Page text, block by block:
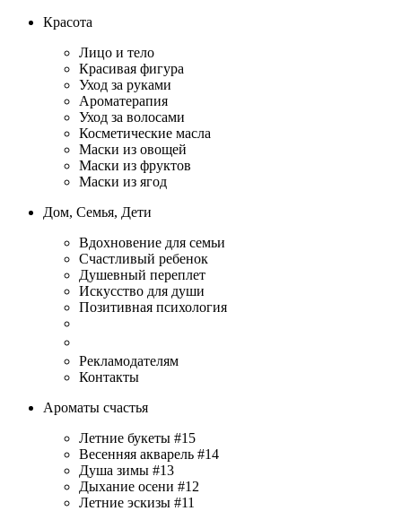
Красота
Лицо и тело
Красивая фигура
Уход за руками
Ароматерапия
Уход за волосами
Косметические масла
Маски из овощей
Маски из фруктов
Маски из ягод
Дом, Семья, Дети
Вдохновение для семьи
Счастливый ребенок
Душевный переплет
Искусство для души
Позитивная психология
Рекламодателям
Контакты
Ароматы счастья
Летние букеты #15
Весенняя акварель #14
Душа зимы #13
Дыхание осени #12
Летние эскизы #11